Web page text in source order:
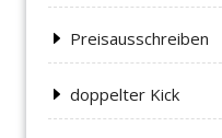
Preisausschreiben
doppelter Kick